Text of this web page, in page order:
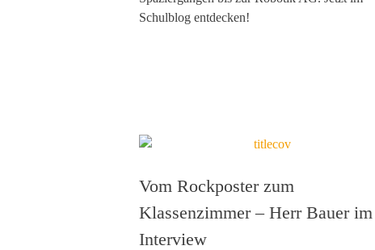
Schulblog entdecken!
Vom Rockposter zum
Klassenzimmer – Herr Bauer im
Interview